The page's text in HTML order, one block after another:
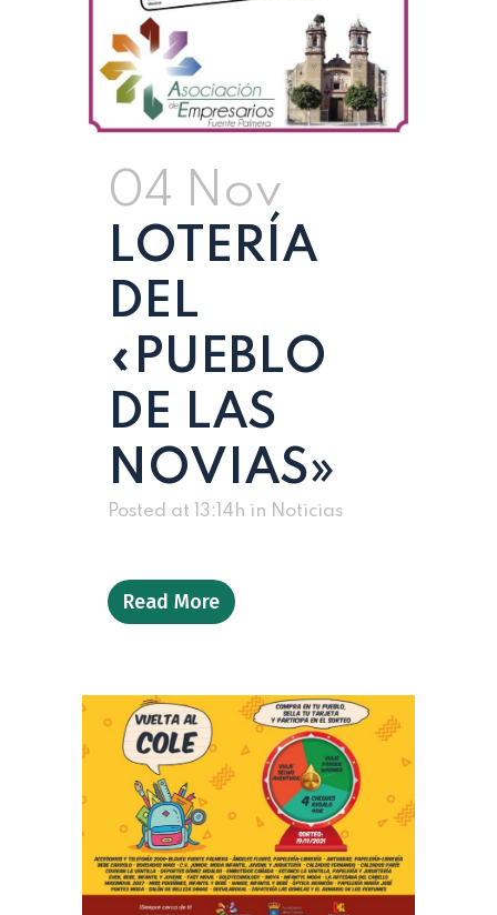
04 Nov
LOTERÍA
DEL
«PUEBLO
DE LAS
NOVIAS»
Posted at 13:14h in Noticias
Read More